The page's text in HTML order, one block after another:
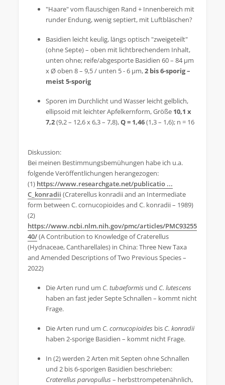
"Haare" vom flauschigen Rand + Innenbereich mit
runder Endung, wenig septiert, mit Luftbläschen?
Basidien leicht keulig, längs optisch "zweigeteilt"
(ohne Septe) – oben mit lichtbrechendem Inhalt,
unten ohne; reife/abgesporte Basidien 60 – 84 µm
x Ø oben 8 – 9,5 / unten 5 - 6 µm,2 bis 6-sporig –
meist 5-sporig
Sporen im Durchlicht und Wasser leicht gelblich,
ellipsoid mit leichter Apfelkernform, Größe 10,1 x
7,2(9,2 – 12,6 x 6,3 – 7,8),Q = 1,46(1,3 – 1,6); n = 16
Diskussion:
Bei meinen Bestimmungsbemühungen habe ich u.a.
folgende Veröffentlichungen herangezogen:
(1) https://www.researchgate.net/publicatio ...
C_konradii (Craterellus konradii and an Intermediate
form between C. cornucopioides and C. konradii – 1989)
(2)
https://www.ncbi.nlm.nih.gov/pmc/articles/PMC93255
40/(A Contribution to Knowledge of Craterellus
(Hydnaceae, Cantharellales) in China: Three New Taxa
and Amended Descriptions of Two Previous Species –
2022)
Die Arten rund um C. tubaeformis und C. lutescens
haben an fast jeder Septe Schnallen – kommt nicht
Frage.
Die Arten rund um C. cornucopioides bis C. konradii
haben 2-sporige Basidien – kommt nicht Frage.
In (2) werden 2 Arten mit Septen ohne Schnallen
und 2 bis 6-sporigen Basidien beschrieben:
Craterellus parvopullus– herbsttrompetenähnlich,